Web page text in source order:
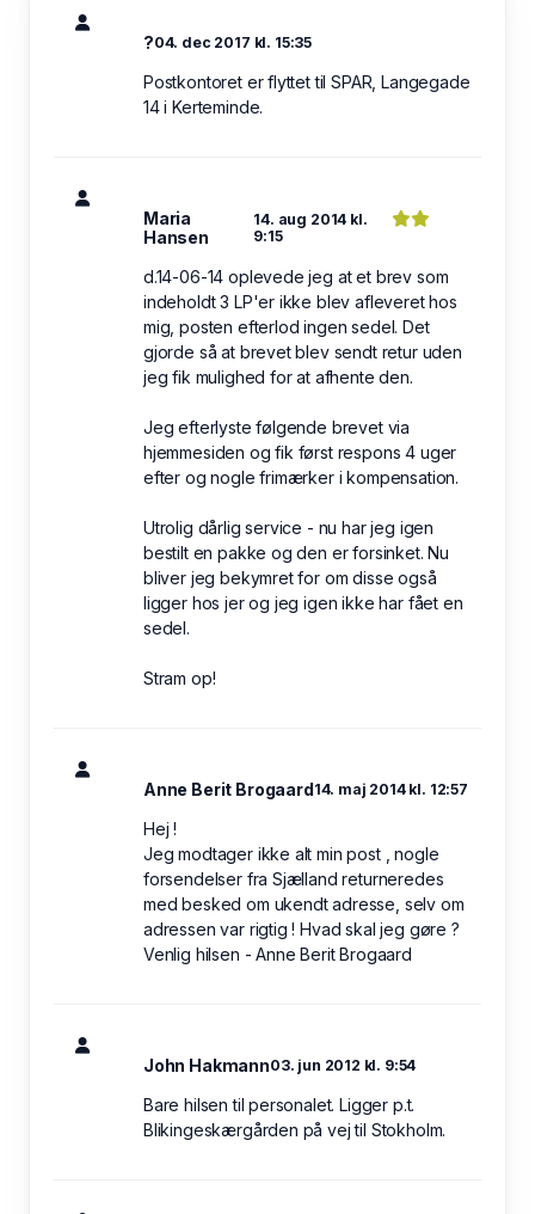
?04. dec 2017 kl. 15:35
Postkontoret er flyttet til SPAR, Langegade
14 i Kerteminde.
Maria
Hansen
14. aug 2014 kl.
9:15
d.14-06-14 oplevede jeg at et brev som
indeholdt 3 LP'er ikke blev afleveret hos
mig, posten efterlod ingen sedel. Det
gjorde så at brevet blev sendt retur uden
jeg fik mulighed for at afhente den.
Jeg efterlyste følgende brevet via
hjemmesiden og fik først respons 4 uger
efter og nogle frimærker i kompensation.
Utrolig dårlig service - nu har jeg igen
bestilt en pakke og den er forsinket. Nu
bliver jeg bekymret for om disse også
ligger hos jer og jeg igen ikke har fået en
sedel.
Stram op!
Anne Berit Brogaard14. maj 2014 kl. 12:57
Hej !
Jeg modtager ikke alt min post , nogle
forsendelser fra Sjælland returneredes
med besked om ukendt adresse, selv om
adressen var rigtig ! Hvad skal jeg gøre ?
Venlig hilsen - Anne Berit Brogaard
John Hakmann03. jun 2012 kl. 9:54
Bare hilsen til personalet. Ligger p.t.
Blikingeskærgården på vej til Stokholm.